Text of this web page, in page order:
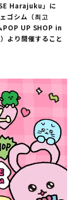
Harajuku」に
ゴシム（최고
POP UP SHOP in
より開催すること